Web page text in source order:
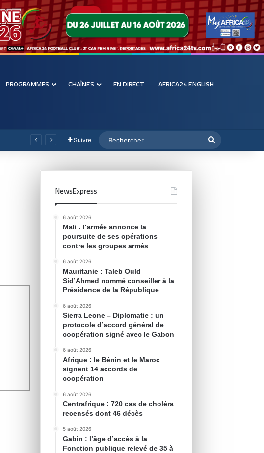
PROGRAMMES CHAÎNES EN DIRECT AFRICA24 ENGLISH
Suivre
NewsExpress
6 août 2026
Mali : l’armée annonce la
poursuite de ses opérations
contre les groupes armés
6 août 2026
Mauritanie : Taleb Ould
Sid’Ahmed nommé conseiller à la
Présidence de la République
6 août 2026
Sierra Leone – Diplomatie : un
protocole d’accord général de
coopération signé avec le Gabon
6 août 2026
Afrique : le Bénin et le Maroc
signent 14 accords de
coopération
6 août 2026
Centrafrique : 720 cas de choléra
recensés dont 46 décès
5 août 2026
Gabin : l’âge d’accès à la
Fonction publique relevé de 35 à